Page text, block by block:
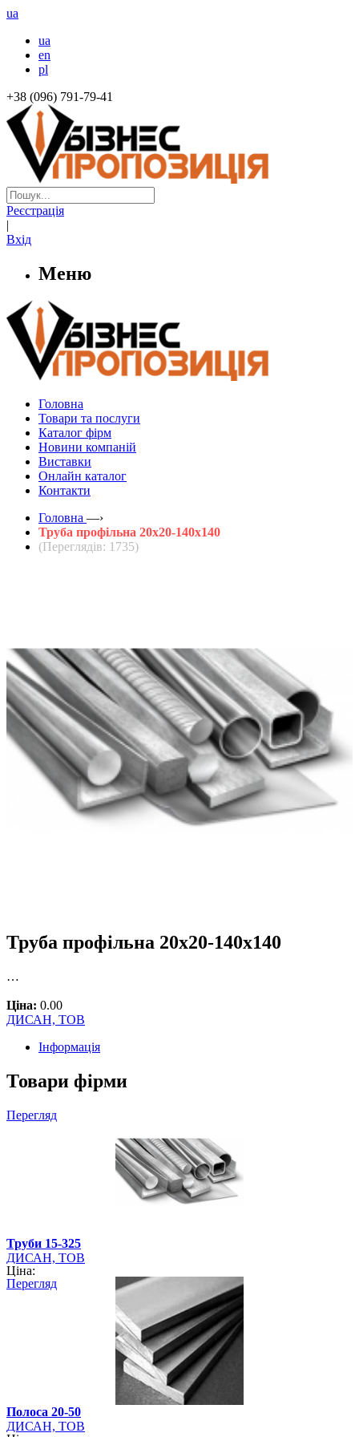
ua
ua
en
pl
+38 (096) 791-79-41
Реєстрація
|
Вхід
Меню
Головна
Товари та послуги
Каталог фірм
Новини компаній
Виставки
Онлайн каталог
Контакти
Головна —›
Труба профільна 20х20-140х140
(Переглядів: 1735)
Труба профільна 20х20-140х140
…
Ціна: 0.00
ДИСАН, ТОВ
Інформація
Товари фірми
Перегляд
Труби 15-325
ДИСАН, ТОВ
Ціна:
Перегляд
Полоса 20-50
ДИСАН, ТОВ